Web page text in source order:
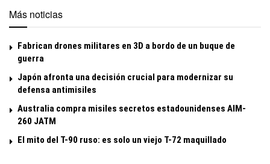
Más noticias
Fabrican drones militares en 3D a bordo de un buque de
guerra
Japón afronta una decisión crucial para modernizar su
defensa antimisiles
Australia compra misiles secretos estadounidenses AIM-
260 JATM
El mito del T-90 ruso: es solo un viejo T-72 maquillado